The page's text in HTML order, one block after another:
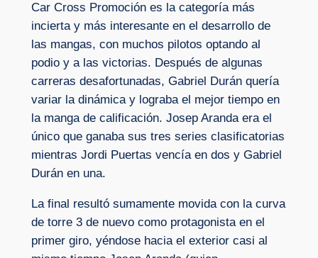
Car Cross Promoción es la categoría más
incierta y más interesante en el desarrollo de
las mangas, con muchos pilotos optando al
podio y a las victorias. Después de algunas
carreras desafortunadas, Gabriel Durán quería
variar la dinámica y lograba el mejor tiempo en
la manga de calificación. Josep Aranda era el
único que ganaba sus tres series clasificatorias
mientras Jordi Puertas vencía en dos y Gabriel
Durán en una.
La final resultó sumamente movida con la curva
de torre 3 de nuevo como protagonista en el
primer giro, yéndose hacia el exterior casi al